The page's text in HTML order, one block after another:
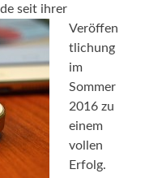
seit ihrer
Veröffen
tlichung
im
Sommer
2016 zu
einem
vollen
Erfolg.